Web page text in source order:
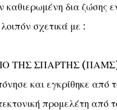
καθιερωμένη δια ζώσης
σχετικά με :
ΣΠΑΡΤΗΣ (ΠΑΜΣ), το
και εγκρίθηκε από
προμελέτη από